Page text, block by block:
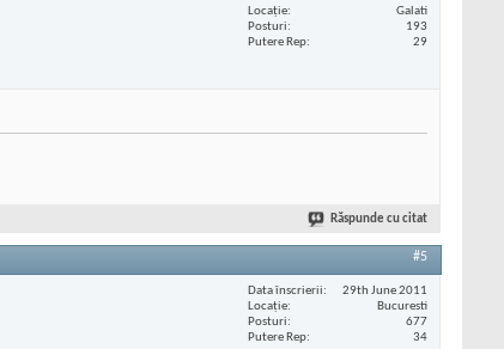
Locaţie
Galati
Posturi
193
Putere Rep
29
Răspunde cu citat
#5
Data înscrierii
29th June 2011
Locaţie
Bucuresti
Posturi
677
Putere Rep
34